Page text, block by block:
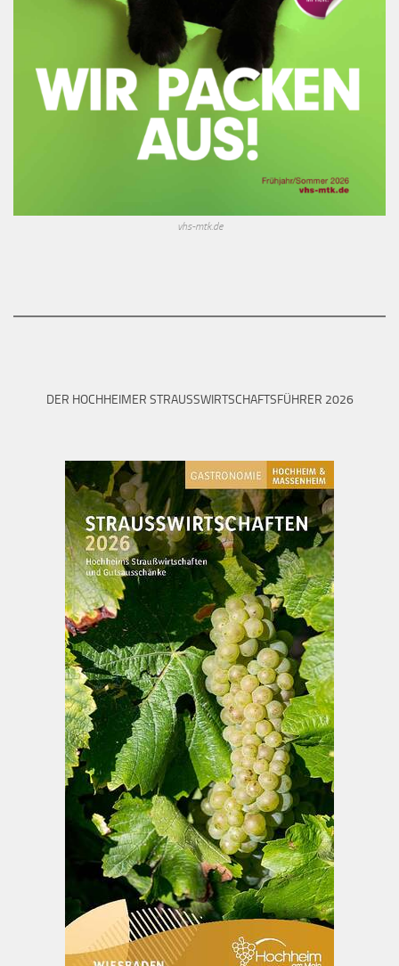
vhs-mtk.de
DER HOCHHEIMER STRAUSSWIRTSCHAFTSFÜHRER 2026